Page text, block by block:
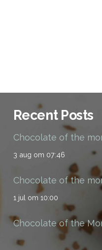
Recent Posts
Chocolate of the
3 aug om 07:46
Chocolate of the
1 jul om 10:00
Chocolate of the